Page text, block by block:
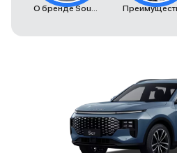
О бренде Soueast